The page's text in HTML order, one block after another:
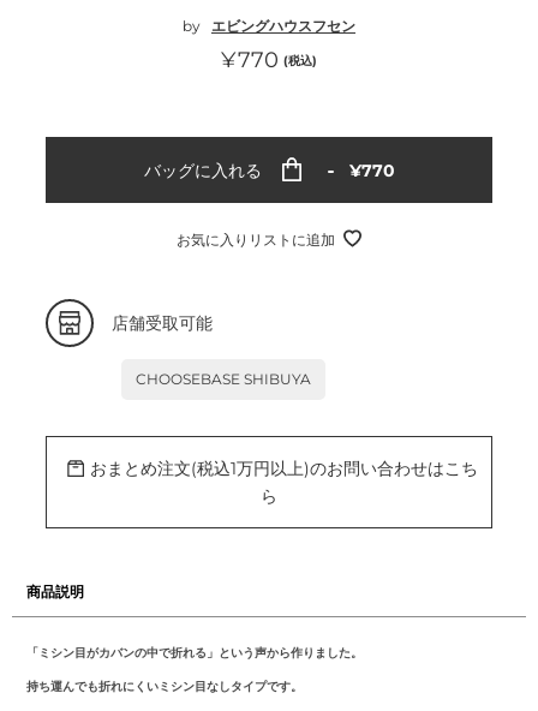
by エビングハウスフセン
通
格
¥770 (税込)
バッグに入れる 通
価
¥770
お気に入りリストに追加
カ
ー
ト
追
店舗受取可能
CHOOSEBASE SHIBUYA
おまとめ注文(税込1万円以上)のお問い合わせはこち
ら
商品説明
「ミシン目がカバンの中で折れる」という声から作りました。
持ち運んでも折れにくいミシン目なしタイプです。